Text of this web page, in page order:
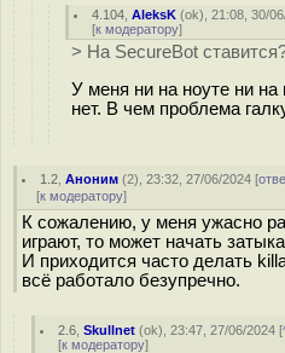
4.104 ,AleksK (ok), 21:08, 30/
[к модератору]
> На SecureBot
У меня ни на ноуте ни
нет. В чем проблема
1.2 ,Аноним (2), 23:32, 27/06/2024 [
[к модератору]
К сожалению, у меня ужасно
играют, то может начать
И приходится часто делать
всё работало безупречно.
2.6 ,Skullnet (ok), 23:47, 27/06/2024 [
[к модератору]